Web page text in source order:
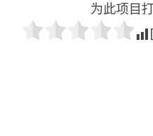
为此项目